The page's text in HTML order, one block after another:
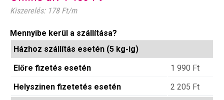
Kiszerelés: 178 Ft/m
Mennyibe kerül a szállítása?
Házhoz szállítás esetén (5 kg-ig)
Előre fizetés esetén
1 990 Ft
Helyszinen fizetetés esetén
2 205 Ft